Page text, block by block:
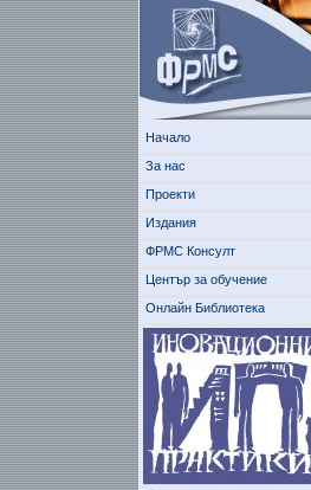
Начало
За нас
Проекти
Издания
ФРМС Консулт
Център за обучение
Онлайн Библиотека